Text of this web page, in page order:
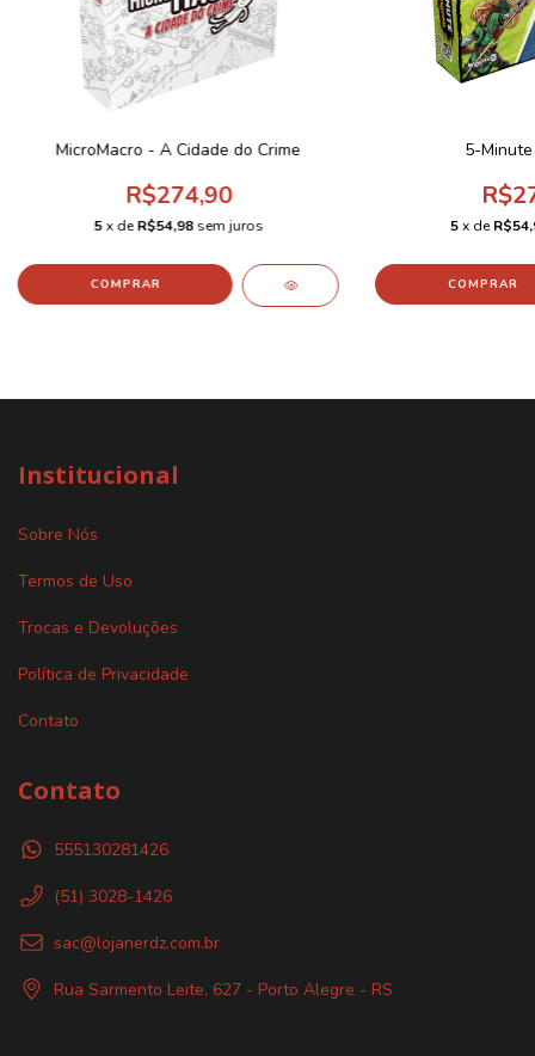
MicroMacro - A Cidade do Crime
R$274,90
5x deR$54,98 sem juros
5-
5x de
Institucional
Sobre Nós
Termos de Uso
Trocas e Devoluções
Política de Privacidade
Contato
Contato
555130281426
(51) 3028-1426
sac@lojanerdz.com.br
Rua Sarmento Leite, 627 - Porto Alegre - RS